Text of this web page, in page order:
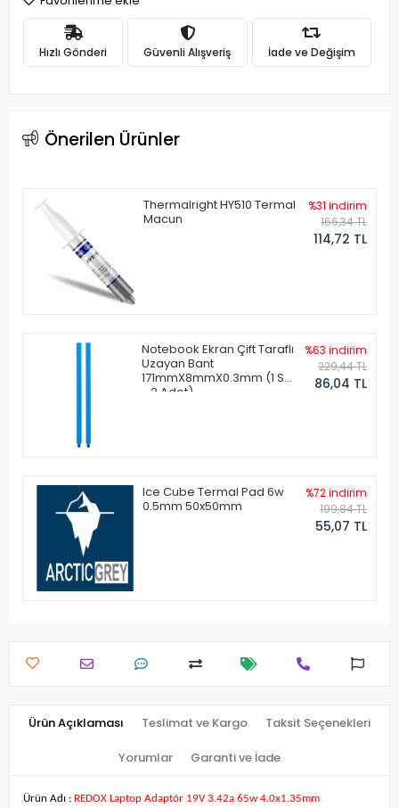
Hızlı Gönderi Güvenli Alışveriş İade ve Değişim
Önerilen Ürünler
Thermalright HY510 Termal
Macun
%31 indirim
166,34 TL
114,72 TL
Notebook Ekran Çift Taraflı
Uzayan Bant
171mmX8mmX0.3mm (1 Set
- 2 Adet)
%63 indirim
229,44 TL
86,04 TL
Ice Cube Termal Pad 6w
0.5mm 50x50mm
%72 indirim
199,84 TL
55,07 TL
Ürün Açıklaması Teslimat ve Kargo Taksit Seçenekleri
Yorumlar Garanti ve İade
Ürün Adı : REDOX Laptop Adaptör 19V 3.42a 65w 4.0x1.35mm